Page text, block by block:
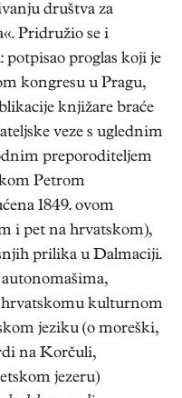
društva za
Pridružio se i
proglas koji je
kongresu u Pragu,
knjižare braće
veze s uglednim
preporoditeljem
Petrom
1849. ovom
i pet na hrvatskom),
prilika u Dalmaciji.
kulturnom
jeziku (o moreški,
na Korčuli,
jezeru)